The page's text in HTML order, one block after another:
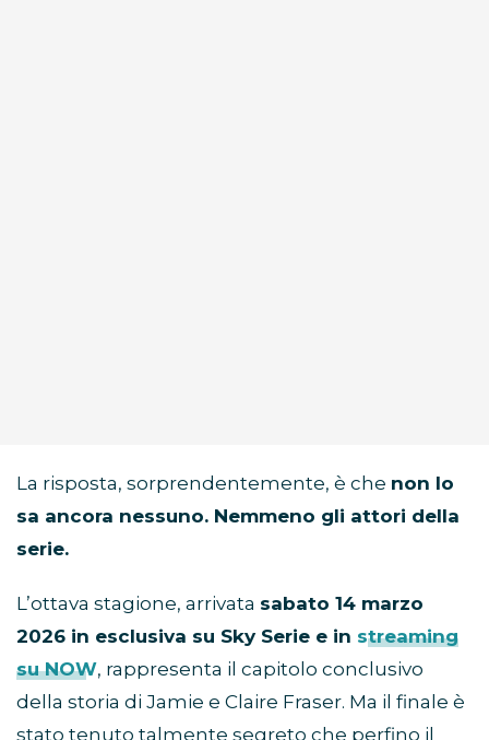
La risposta, sorprendentemente, è che non lo
sa ancora nessuno. Nemmeno gli attori della
serie.
L’ottava stagione, arrivata sabato 14 marzo
2026 in esclusiva su Sky Serie e in streaming
su NOW, rappresenta il capitolo conclusivo
della storia di Jamie e Claire Fraser. Ma il finale è
stato tenuto talmente segreto che perfino il